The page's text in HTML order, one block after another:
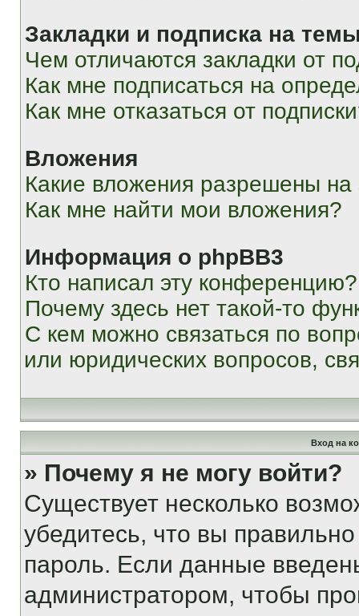
Закладки и подписка на
Чем отличаются закладки от
Как мне подписаться на
Как мне отказаться от
Вложения
Какие вложения разрешены
Как мне найти мои вложения?
Информация о phpBB3
Кто написал эту конференцию?
Почему здесь нет такой-то
С кем можно связаться по
или юридических вопросов,
Вход на
» Почему я не могу войти?
Существует несколько
убедитесь, что вы
пароль. Если данные
администратором, чтобы